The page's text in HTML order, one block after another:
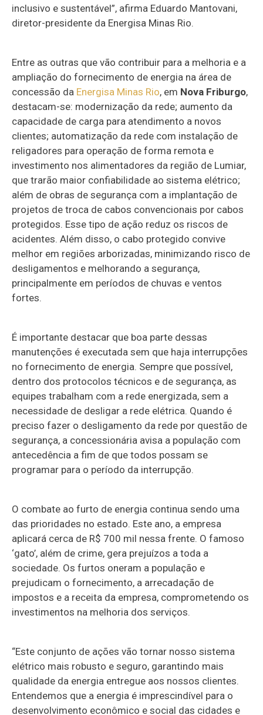
inclusivo e sustentável”, afirma Eduardo Mantovani,
diretor-presidente da Energisa Minas Rio.
Entre as outras que vão contribuir para a melhoria e a
ampliação do fornecimento de energia na área de
concessão da Energisa Minas Rio, em Nova Friburgo,
destacam-se: modernização da rede; aumento da
capacidade de carga para atendimento a novos
clientes; automatização da rede com instalação de
religadores para operação de forma remota e
investimento nos alimentadores da região de Lumiar,
que trarão maior confiabilidade ao sistema elétrico;
além de obras de segurança com a implantação de
projetos de troca de cabos convencionais por cabos
protegidos. Esse tipo de ação reduz os riscos de
acidentes. Além disso, o cabo protegido convive
melhor em regiões arborizadas, minimizando risco de
desligamentos e melhorando a segurança,
principalmente em períodos de chuvas e ventos
fortes.
É importante destacar que boa parte dessas
manutenções é executada sem que haja interrupções
no fornecimento de energia. Sempre que possível,
dentro dos protocolos técnicos e de segurança, as
equipes trabalham com a rede energizada, sem a
necessidade de desligar a rede elétrica. Quando é
preciso fazer o desligamento da rede por questão de
segurança, a concessionária avisa a população com
antecedência a fim de que todos possam se
programar para o período da interrupção.
O combate ao furto de energia continua sendo uma
das prioridades no estado. Este ano, a empresa
aplicará cerca de R$ 700 mil nessa frente. O famoso
‘gato’, além de crime, gera prejuízos a toda a
sociedade. Os furtos oneram a população e
prejudicam o fornecimento, a arrecadação de
impostos e a receita da empresa, comprometendo os
investimentos na melhoria dos serviços.
“Este conjunto de ações vão tornar nosso sistema
elétrico mais robusto e seguro, garantindo mais
qualidade da energia entregue aos nossos clientes.
Entendemos que a energia é imprescindível para o
desenvolvimento econômico e social das cidades e